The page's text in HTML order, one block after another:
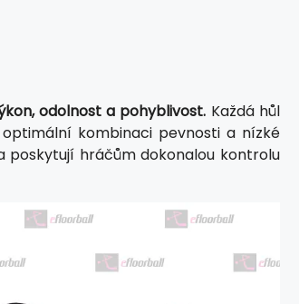
odolnost a pohyblivost. Každá hůl
kombinaci pevnosti a nízké
poskytují hráčům dokonalou kontrolu